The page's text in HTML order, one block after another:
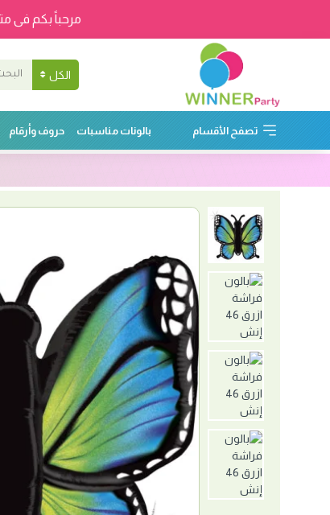
مرحباً بكم فى
الكل
تصفح الأقسام بالونات مناسبات حروف وأرقام